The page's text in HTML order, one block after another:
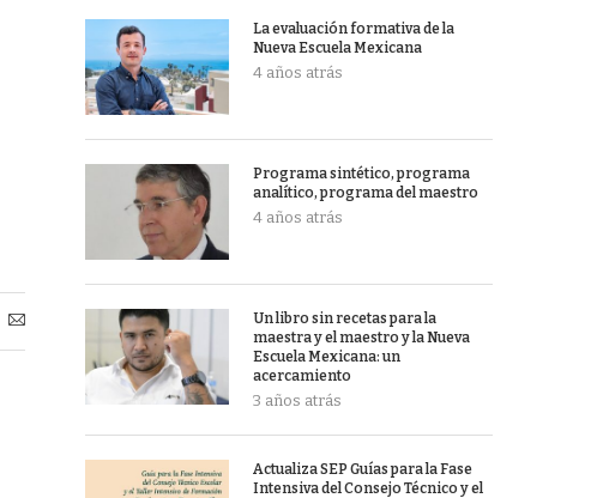
La evaluación formativa de la
Nueva Escuela Mexicana
4 años atrás
Programa sintético, programa
analítico, programa del maestro
4 años atrás
Un libro sin recetas para la
maestra y el maestro y la Nueva
Escuela Mexicana: un
acercamiento
3 años atrás
Actualiza SEP Guías para la Fase
Intensiva del Consejo Técnico y el